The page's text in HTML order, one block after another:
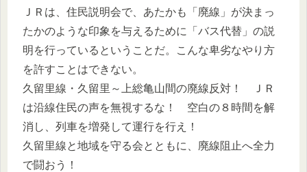
ＪＲは、住民説明会で、あたかも「廃線」が決まっ
たかのような印象を与えるために「バス代替」の説
明を行っているということだ。こんな卑劣なやり方
を許すことはできない。
久留里線・久留里～上総亀山間の廃線反対！ ＪＲ
は沿線住民の声を無視するな！ 空白の８時間を解
消し、列車を増発して運行を行え！
久留里線と地域を守る会とともに、廃線阻止へ全力
で闘おう！